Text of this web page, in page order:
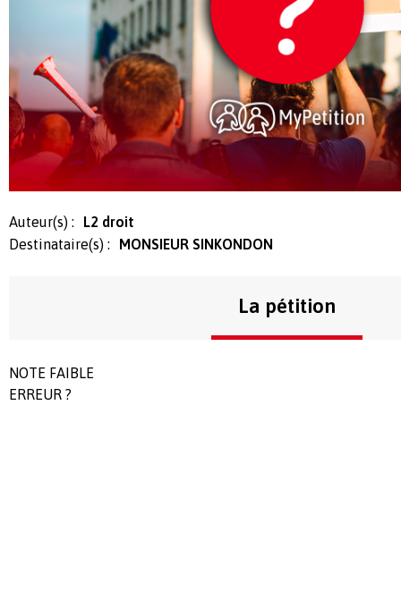
Auteur(s) :
L2 droit
Destinataire(s) :
MONSIEUR SINKONDON
La pétition
NOTE FAIBLE
ERREUR ?